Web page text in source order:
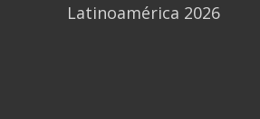
Latinoamérica 2026